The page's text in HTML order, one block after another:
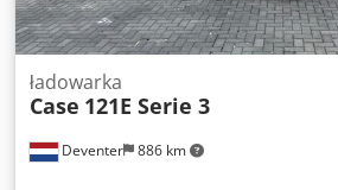
Deventer 886 km
ładowarka
Case 121E Serie 3